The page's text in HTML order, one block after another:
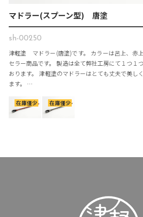
マドラー(スプーン型) 唐塗
sh-00250
津軽塗 マドラー(唐塗)です。 カラーは呂上、赤
セラー商品です。 製造は全て弊社工房にて１つ１
おります。 津軽塗のマドラーはとても丈夫で美し
ます。 …